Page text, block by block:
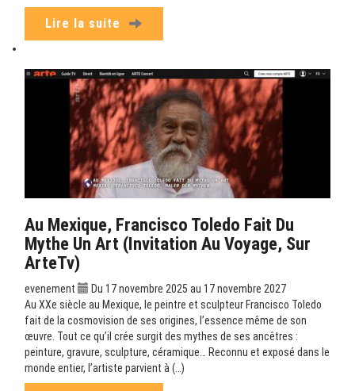
Lire la suite
Au Mexique, Francisco Toledo Fait Du
Mythe Un Art (Invitation Au Voyage, Sur
ArteTv)
evenement
Du 17 novembre 2025 au 17 novembre 2027
Au XXe siècle au Mexique, le peintre et sculpteur Francisco Toledo
fait de la cosmovision de ses origines, l’essence même de son
œuvre. Tout ce qu’il crée surgit des mythes de ses ancêtres :
peinture, gravure, sculpture, céramique… Reconnu et exposé dans le
monde entier, l’artiste parvient à (…)